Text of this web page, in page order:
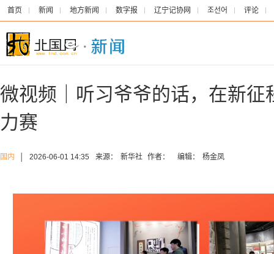
首页 新闻 地方新闻 数字报 辽宁记协网 조선어 评论
微视频｜听习爷爷的话，在新征
力赛
国内 2026-06-01 14:35 来源： 新华社 作者： 编辑： 杨金凤